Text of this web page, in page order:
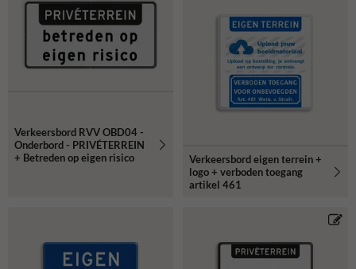
Verkeersbord RVV OBD04 -
Onderbord - PRIVÉTERREIN
+ Betreden op eigen risico
Verkeersbord eigen terrein +
logo + verboden toegang
artikel 461